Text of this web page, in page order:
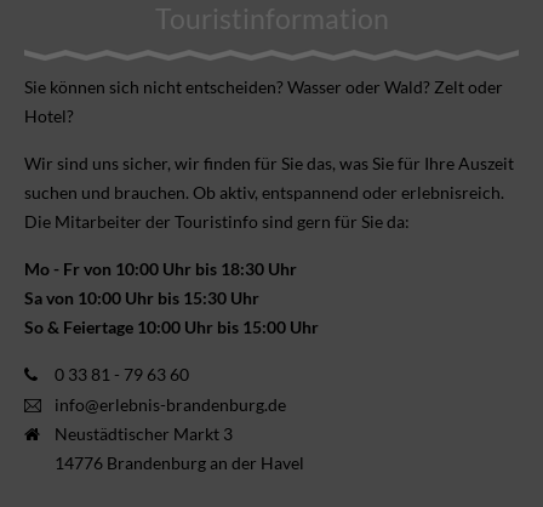
Touristinformation
Sie können sich nicht ent­scheiden? Wasser oder Wald? Zelt oder
Hotel?
Wir sind uns sicher, wir finden für Sie das, was Sie für Ihre Aus­zeit
suchen und brauchen. Ob aktiv, ent­spannend oder erlebnis­reich.
Die Mitarbeiter der Touristinfo sind gern für Sie da:
Mo - Fr von 10:00 Uhr bis 18:30 Uhr
Sa von 10:00 Uhr bis 15:30 Uhr
So & Feiertage 10:00 Uhr bis 15:00 Uhr
0 33 81 - 79 63 60
info@erlebnis-brandenburg.de
Neustädtischer Markt 3
14776 Brandenburg an der Havel